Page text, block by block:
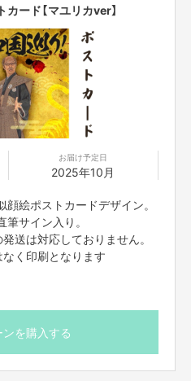
＞
して使用させていただきます。
を行っている場合、メールが受信で
」を受信設定してください。
て応募した参加者全てが、反社会的
難されるべき関係を有していないこと
に反する事態が発生した場合、いつ
とができ、プランナーは一切の責任を
ード【マユリカver】
お届け予定日
2025年10月
絵ポストカードデザイン。
サイン入り。
送は対応しておりません。
く印刷となります
ンを購入する